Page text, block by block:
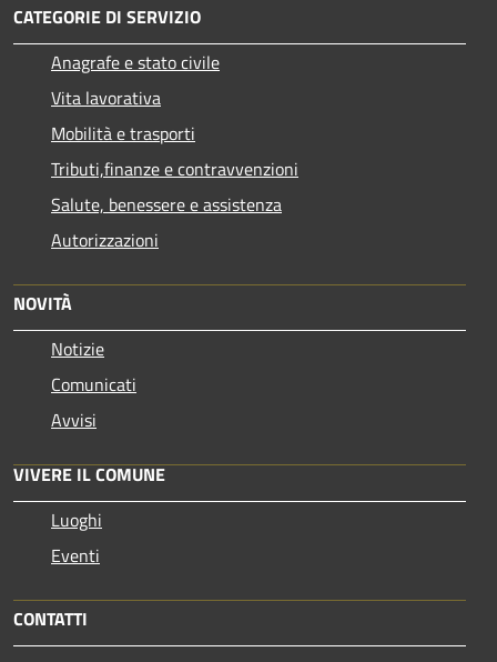
CATEGORIE DI SERVIZIO
Anagrafe e stato civile
Vita lavorativa
Mobilità e trasporti
Tributi,finanze e contravvenzioni
Salute, benessere e assistenza
Autorizzazioni
NOVITÀ
Notizie
Comunicati
Avvisi
VIVERE IL COMUNE
Luoghi
Eventi
CONTATTI